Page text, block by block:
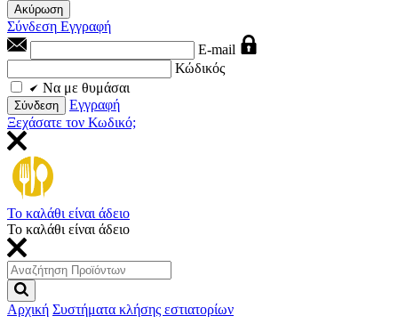
Ακύρωση
Σύνδεση Εγγραφή
E-mail
Κώδικός
Να με θυμάσαι
Σύνδεση
Εγγραφή
Ξεχάσατε τον Κωδικό;
Το καλάθι είναι άδειο
Το καλάθι είναι άδειο
Αρχική Συστήματα κλήσης εστιατορίων